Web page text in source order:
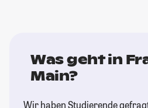
Was geht in
Main?
Wir haben Studierende